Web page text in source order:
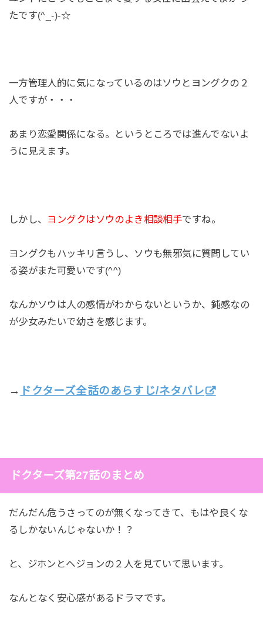
たです(^_-)-☆
一方管理人的に気になっているのはソウとヨングクの２
人ですが・・・
あまり恋愛関係になる。というところでは進んでないよ
うに見えます。
しかし、 ヨングクはソウのよき相談相手ですね。
ヨングクもハッキリ言うし、ソウも無邪気に質問してい
る姿がまた可愛いです(^^)
なんかソウは人の感情がわからないというか、鈍感なの
が少女みたいで幼さを感じます。
→ ドクターズ全話のあらすじ/ネタバレ
ドクターズ第27話のまとめ
だんだん危うさってのが無くなってきて、もはや良くな
るしかないんじゃないか！？
と、ジホンとヘジョンの２人を見ていて思います。
なんとなく安心感があるドラマです。